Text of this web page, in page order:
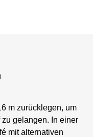
m zurücklegen, um
gelangen. In einer
mit alternativen